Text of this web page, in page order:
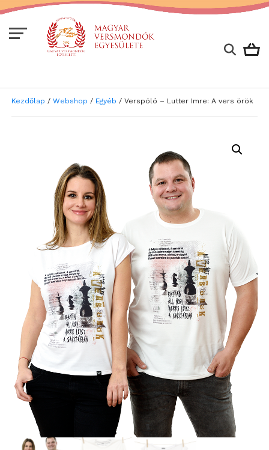
Kezdőlap / Webshop / Egyéb / Verspóló – Lutter Imre: A vers örök